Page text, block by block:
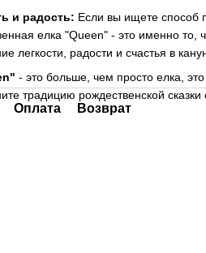
и радость: Если вы ищете способ
елка "Queen" - это именно
легкости, радости и счастья в
- это больше, чем просто елка,
традицию рождественской
Оплата Возврат